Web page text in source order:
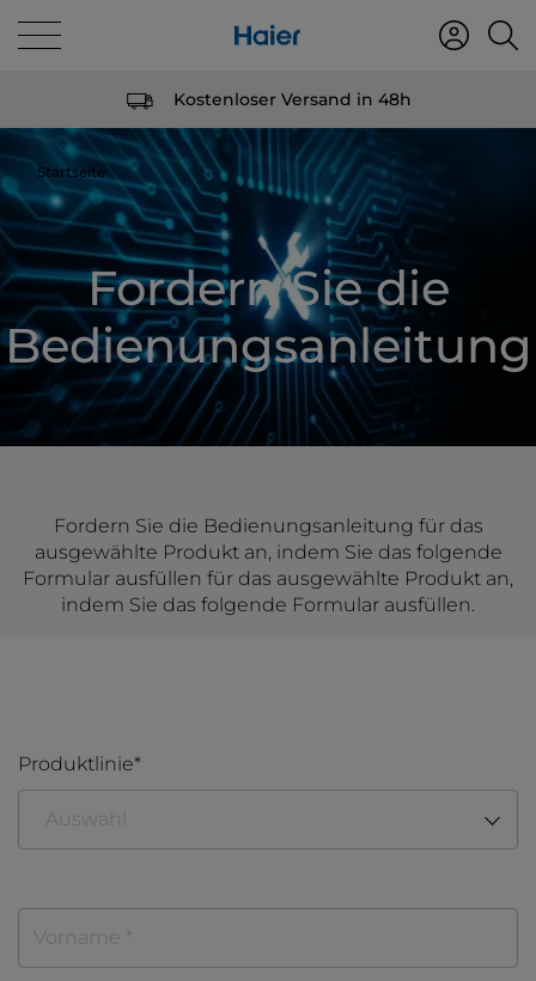
Kostenloser Versand in 48h
Startseite
Fordern Sie die
Bedienungsanleitung
Fordern Sie die Bedienungsanleitung für das
ausgewählte Produkt an, indem Sie das folgende
Formular ausfüllen für das ausgewählte Produkt an,
indem Sie das folgende Formular ausfüllen.
Produktlinie
Auswahl
Wäschetrockner